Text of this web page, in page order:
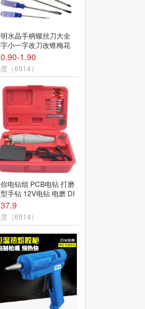
水晶手柄螺丝刀大全
小一字改刀改锥梅花
带磁性长杆
1.90
（6914）
电钻组 PCB电钻 打磨
手钻 12V电钻 电磨 DI
装工具
（6914）